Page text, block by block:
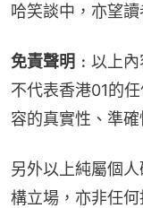
哈笑談中，亦望讀
免責聲明﹕ 以上內
不代表香港01的
容的真實性、準確
另外以上純屬個
構立場，亦非任